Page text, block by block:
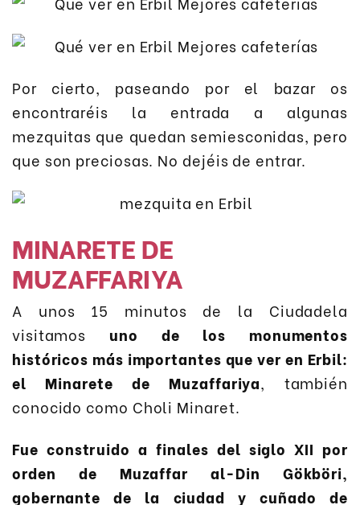
Por cierto, paseando por el bazar os
encontraréis la entrada a algunas
mezquitas que quedan semiesconidas, pero
que son preciosas. No dejéis de entrar.
MINARETE DE
MUZAFFARIYA
A unos 15 minutos de la Ciudadela
visitamos uno de los monumentos
históricos más importantes que ver en Erbil:
el Minarete de Muzaffariya, también
conocido como Choli Minaret.
Fue construido a finales del siglo XII por
orden de Muzaffar al-Din Gökböri,
gobernante de la ciudad y cuñado de